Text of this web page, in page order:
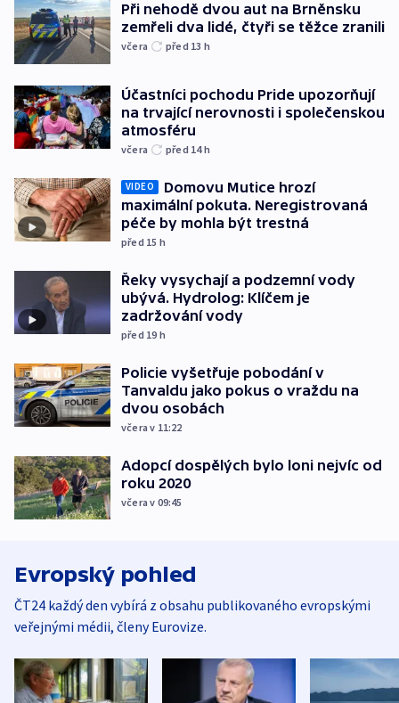
Při nehodě dvou aut na Brněnsku
zemřeli dva lidé, čtyři se těžce zranili
včera před 13 h
Účastníci pochodu Pride upozorňují
na trvající nerovnosti i společenskou
atmosféru
včera před 14h
VIDEO
Domovu Mutice hrozí
maximální pokuta. Neregistrovaná
péče by mohla být trestná
před 15 h
Řeky vysychají a podzemní vody
ubývá. Hydrolog: Klíčem je
zadržování vody
před 19 h
Policie vyšetřuje pobodání v
Tanvaldu jako pokus o vraždu na
dvou osobách
včera v 11:22
Adopcí dospělých bylo loni nejvíc od
roku 2020
včera v 09:45
Evropský pohled
ČT24 každý den vybírá z obsahu publikovaného evropskými
veřejnými médii, členy Eurovize.